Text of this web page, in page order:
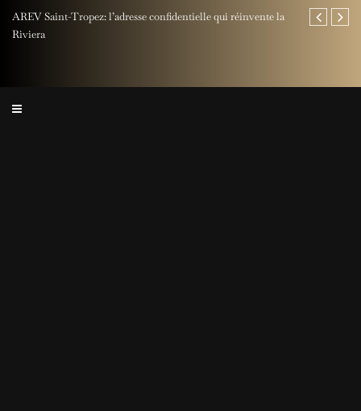
AREV Saint-Tropez: l’adresse confidentielle qui réinvente la
Riviera
Fête des